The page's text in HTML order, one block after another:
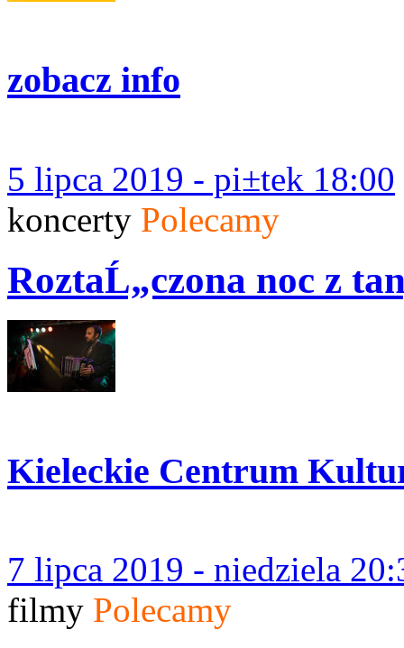
zobacz info
5 lipca 2019 - pi±tek 18:00
koncerty Polecamy
RoztaĹ„czona noc z
Kieleckie Centrum
7 lipca 2019 - niedziela
filmy Polecamy